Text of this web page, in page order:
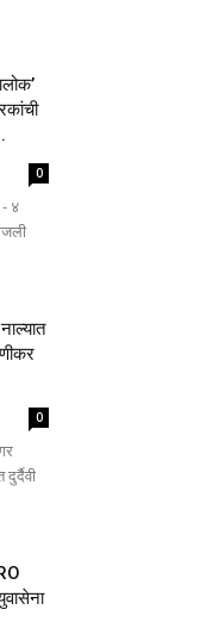
0
- ४
0